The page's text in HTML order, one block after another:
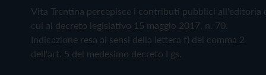
Vita Trentina percepisce i contributi pubblici all'editoria
cui al decreto legislativo 15 maggio 2017, n. 70.
Indicazione resa ai sensi della lettera f) del comma 2
dell'art. 5 del medesimo decreto Lgs.